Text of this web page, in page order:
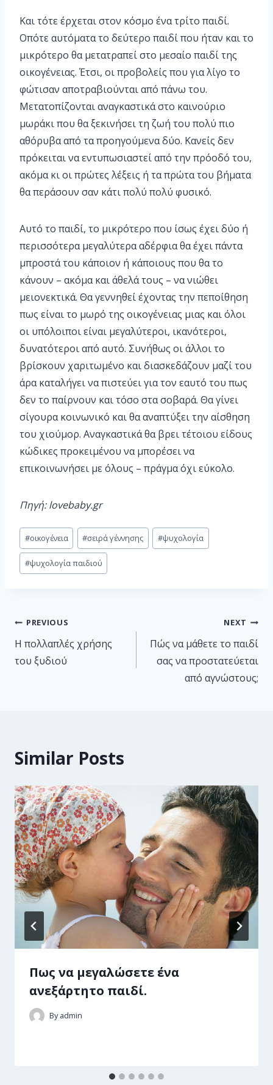
Και τότε έρχεται στον κόσμο ένα τρίτο παιδί.
Οπότε αυτόματα το δεύτερο παιδί που ήταν και το
μικρότερο θα μετατραπεί στο μεσαίο παιδί της
οικογένειας. Έτσι, οι προβολείς που για λίγο το
φώτισαν αποτραβιούνται από πάνω του.
Μετατοπίζονται αναγκαστικά στο καινούριο
μωράκι που θα ξεκινήσει τη ζωή του πολύ πιο
αθόρυβα από τα προηγούμενα δύο. Κανείς δεν
πρόκειται να εντυπωσιαστεί από την πρόοδό του,
ακόμα κι οι πρώτες λέξεις ή τα πρώτα του βήματα
θα περάσουν σαν κάτι πολύ πολύ φυσικό.
Αυτό το παιδί, το μικρότερο που ίσως έχει δύο ή
περισσότερα μεγαλύτερα αδέρφια θα έχει πάντα
μπροστά του κάποιον ή κάποιους που θα το
κάνουν – ακόμα και άθελά τους – να νιώθει
μειονεκτικά. Θα γεννηθεί έχοντας την πεποίθηση
πως είναι το μωρό της οικογένειας μιας και όλοι
οι υπόλοιποι είναι μεγαλύτεροι, ικανότεροι,
δυνατότεροι από αυτό. Συνήθως οι άλλοι το
βρίσκουν χαριτωμένο και διασκεδάζουν μαζί του
άρα καταλήγει να πιστεύει για τον εαυτό του πως
δεν το παίρνουν και τόσο στα σοβαρά. Θα γίνει
σίγουρα κοινωνικό και θα αναπτύξει την αίσθηση
του χιούμορ. Αναγκαστικά θα βρει τέτοιου είδους
κώδικες προκειμένου να μπορέσει να
επικοινωνήσει με όλους – πράγμα όχι εύκολο.
Πηγή: lovebaby.gr
#οικογένεια #σειρά γέννησης #ψυχολογία
#ψυχολογία παιδιού
PREVIOUS
Η πολλαπλές χρήσης
του ξυδιού
NEXT
Πώς να μάθετε το παιδί
σας να προστατεύεται
από αγνώστους;
Similar Posts
Πως να μεγαλώσετε ένα
ανεξάρτητο παιδί.
By admin